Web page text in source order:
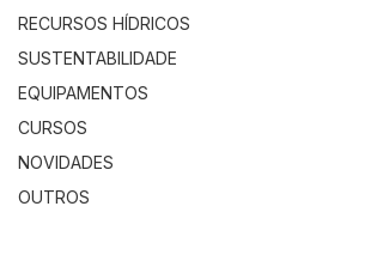
RECURSOS HÍDRICOS
SUSTENTABILIDADE
EQUIPAMENTOS
CURSOS
NOVIDADES
OUTROS